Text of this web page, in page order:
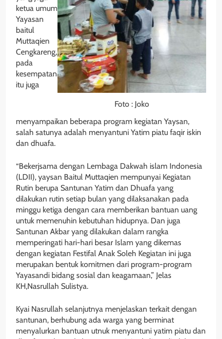
Foto : Joko
ketua umum
Yayasan
baitul
Muttaqien
Cengkareng,
pada
kesempatan
itu juga
menyampaikan beberapa program kegiatan Yaysan,
salah satunya adalah menyantuni Yatim piatu faqir iskin
dan dhuafa.
“Bekerjsama dengan Lembaga Dakwah islam Indonesia
(LDII), yaysan Baitul Muttaqien mempunyai Kegiatan
Rutin berupa Santunan Yatim dan Dhuafa yang
dilakukan rutin setiap bulan yang dilaksanakan pada
minggu ketiga dengan cara memberikan bantuan uang
untuk memenuhin kebutuhan hidupnya. Dan juga
Santunan Akbar yang dilakukan dalam rangka
memperingati hari-hari besar Islam yang dikemas
dengan kegiatan Festifal Anak Soleh Kegiatan ini juga
merupakan bentuk komitmen dari program-program
Yayasandi bidang sosial dan keagamaan,” Jelas
KH,Nasrullah Sulistya.
Kyai Nasrullah selanjutnya menjelaskan terkait dengan
santunan, berhubung ada warga yang berminat
menyalurkan bantuan utnuk menyantuni yatim piatu dan